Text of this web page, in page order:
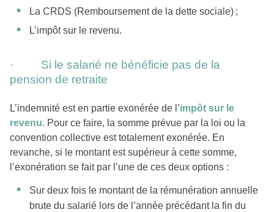
La CRDS (Remboursement de la dette sociale) ;
L’impôt sur le revenu.
· Si le salarié ne bénéficie pas de la
pension de retraite
L’indemnité est en partie exonérée de l’impôt sur le
revenu. Pour ce faire, la somme prévue par la loi ou la
convention collective est totalement exonérée. En
revanche, si le montant est supérieur à cette somme,
l’exonération se fait par l’une de ces deux options :
Sur deux fois le montant de la rémunération annuelle
brute du salarié lors de l’année précédant la fin du